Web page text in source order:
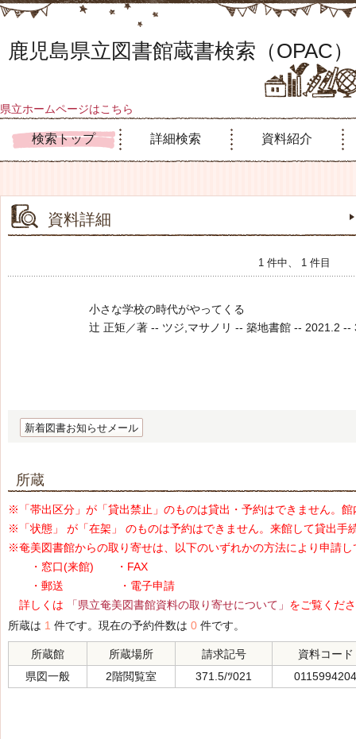
鹿児島県立図書館蔵書検索（OPAC）
県立ホームページはこちら
検索トップ 詳細検索 資料紹介
資料詳細
1 件中、 1 件目
小さな学校の時代がやってくる
辻 正矩／著 -- ツジ,マサノリ -- 築地書館 -- 2021.2 --
新着図書お知らせメール
所蔵
※「帯出区分」が「貸出禁止」のものは貸出・予約はできません。
※「状態」 が「在架」 のものは予約はできません。来館して貸出手
※奄美図書館からの取り寄せは、以下のいずれかの方法により申請し
・窓口(来館) ・FAX
・郵送 ・電子申請
詳しくは
「県立奄美図書館資料の取り寄せについて」 をご覧くだ
所蔵は 1 件です。現在の予約件数は 0 件です。
所蔵館 所蔵場所 請求記号
資料コード
県図一般
2階閲覧室 371.5/ﾂ021 0115994204